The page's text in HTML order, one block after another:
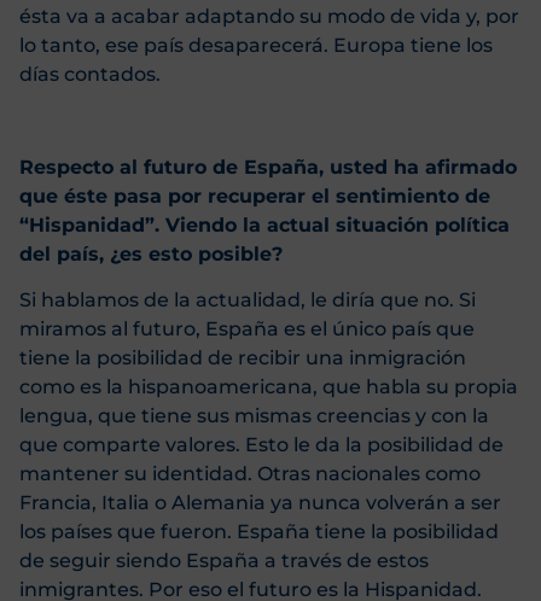
ésta va a acabar adaptando su modo de vida y, por
lo tanto, ese país desaparecerá. Europa tiene los
días contados.
Respecto al futuro de España, usted ha afirmado
que éste pasa por recuperar el sentimiento de
“Hispanidad”. Viendo la actual situación política
del país, ¿es esto posible?
Si hablamos de la actualidad, le diría que no. Si
miramos al futuro, España es el único país que
tiene la posibilidad de recibir una inmigración
como es la hispanoamericana, que habla su propia
lengua, que tiene sus mismas creencias y con la
que comparte valores. Esto le da la posibilidad de
mantener su identidad. Otras nacionales como
Francia, Italia o Alemania ya nunca volverán a ser
los países que fueron. España tiene la posibilidad
de seguir siendo España a través de estos
inmigrantes. Por eso el futuro es la Hispanidad.